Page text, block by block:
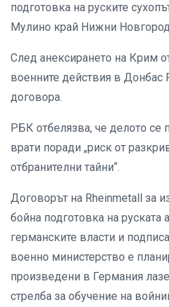
подготовка на руските
Мулино край Нижни
След анексирането на Крим
военните действия в Донбас
договора.
РБК отбелязва, че делото се
врати поради „риск от
отбранителни тайни“.
Договорът на Rheinmetall за
бойна подготовка на
германските власти и
военно министерство е
произведени в Германия
стрелба за обучение на